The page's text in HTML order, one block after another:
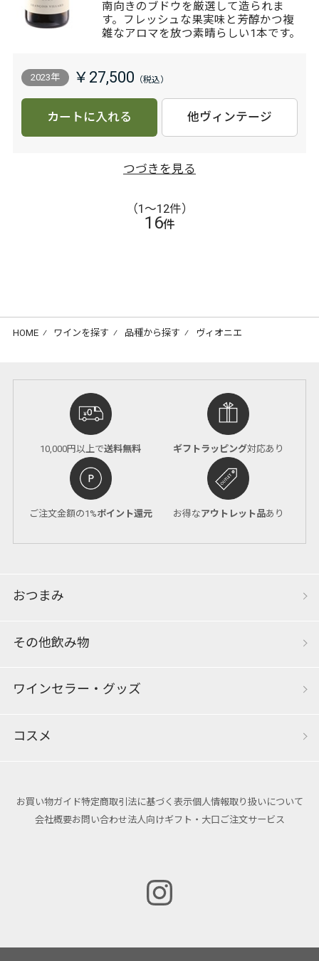
南向きのブドウを厳選して造られま
す。フレッシュな果実味と芳醇かつ複
雑なアロマを放つ素晴らしい1本です。
2023年 ￥27,500
カートに入れる 他ヴィンテージ
つづきを見る
（1〜12件）
16件
HOME ⁄ ワインを探す ⁄ 品種から探す ⁄ ヴィオニエ
10,000円以上で送料無料 ギフトラッピング対応あり
ご注文金額の1%ポイント還元 お得なアウトレット品あり
おつまみ
その他飲み物
ワインセラー・グッズ
コスメ
お買い物ガイド特定商取引法に基づく表示個人情報取り扱いについて
会社概要お問い合わせ法人向けギフト・大口ご注文サービス